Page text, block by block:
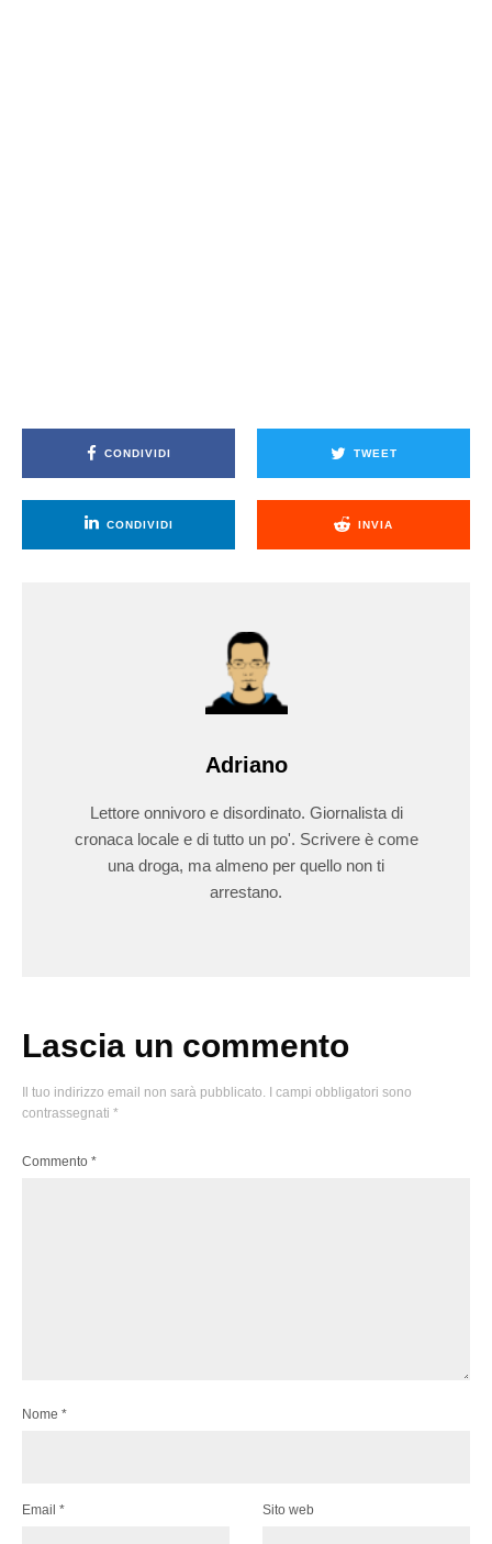
CONDIVIDI TWEET
CONDIVIDI INVIA
Adriano
Lettore onnivoro e disordinato. Giornalista di
cronaca locale e di tutto un po'. Scrivere è come
una droga, ma almeno per quello non ti
arrestano.
Lascia un commento
Il tuo indirizzo email non sarà pubblicato.
I campi obbligatori sono
contrassegnati *
Commento *
Nome *
Email * Sito web